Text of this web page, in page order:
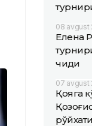
08 avgust
Елена
чиқди
07 avgust
Қояга